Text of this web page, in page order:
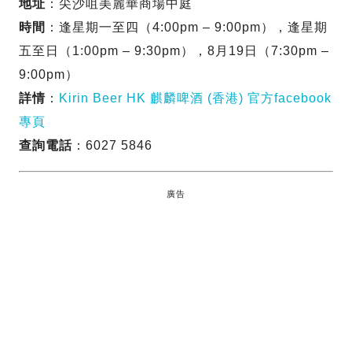
地址 ：尖沙咀美麗華商場中庭
時間 ：逢星期一至四（4:00pm – 9:00pm），逢星期
五至日（1:00pm – 9:30pm），8月19日（7:30pm –
9:00pm）
詳情 ： Kirin Beer HK 麒麟啤酒 (香港) 官方facebook
專頁
查詢電話 ：6027 5846
廣告